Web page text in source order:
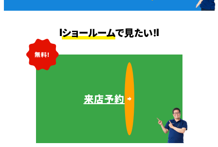
ショールームで見たい!
無料!
来店予約